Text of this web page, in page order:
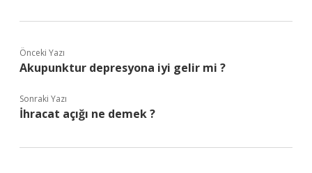
Önceki Yazı
Akupunktur depresyona iyi gelir mi ?
Sonraki Yazı
İhracat açığı ne demek ?